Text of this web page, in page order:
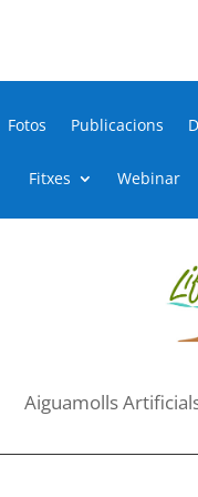
Fotos Publicacions
Fitxes Webinar
Aiguamolls